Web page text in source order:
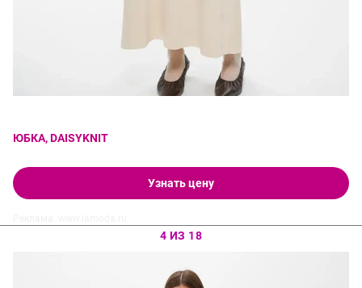
ЮБКА, DAISYKNIT
Узнать цену
4 ИЗ 18